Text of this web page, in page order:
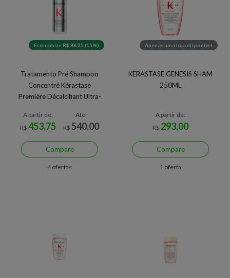
Economize R$ 86,25 (15%)
Tratamento Pré Shampoo
Concentré Kérastase
Première Décalcifiant Ultra-
A partir de:
R$ 453,75
Até:
R$ 540,00
Compare
4 ofertas
Apenas uma loja disponível
KERASTASE GENESIS SHAM
250ML
A partir de:
R$ 293,00
Compare
1 oferta